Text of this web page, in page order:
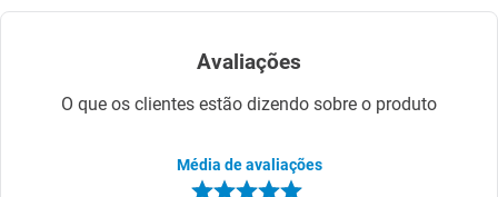
Avaliações
O que os clientes estão dizendo sobre o produto
Média de avaliações